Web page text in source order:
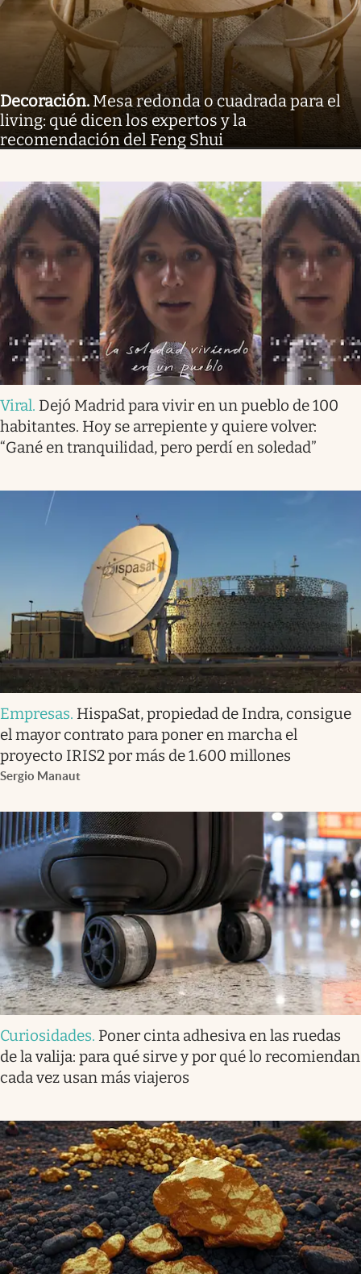
Decoración. Mesa redonda o cuadrada para el
living: qué dicen los expertos y la
recomendación del Feng Shui
Viral. Dejó Madrid para vivir en un pueblo de 100
habitantes. Hoy se arrepiente y quiere volver:
“Gané en tranquilidad, pero perdí en soledad”
Empresas. HispaSat, propiedad de Indra, consigue
el mayor contrato para poner en marcha el
proyecto IRIS2 por más de 1.600 millones
Sergio Manaut
Curiosidades. Poner cinta adhesiva en las ruedas
de la valija: para qué sirve y por qué lo recomiendan
cada vez usan más viajeros